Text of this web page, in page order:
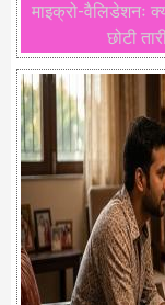
माइक्रो-वैलिडेशनः
छोटी